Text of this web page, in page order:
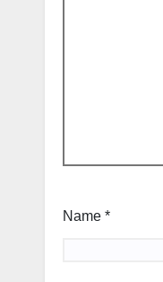
Name *